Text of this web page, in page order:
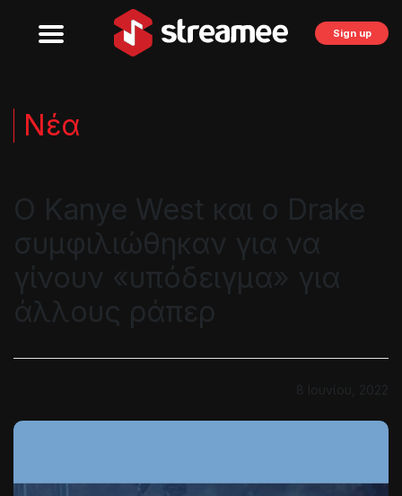
Sign up
Νέα
Ο Kanye West και ο Drake
συμφιλιώθηκαν για να
γίνουν «υπόδειγμα» για
άλλους ράπερ
8 Ιουνίου, 2022